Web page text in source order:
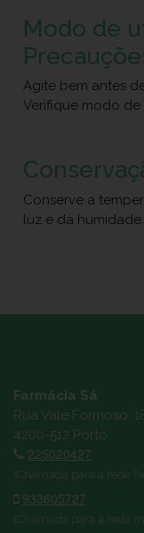
Modo de
Agite bem antes
Verifique modo
Conserve a
luz e da humidade.
Farmácia Sá
Rua Vale Formoso,
4200-512 Porto
225020427
(Chamada para a rede
933605727
(Chamada para a rede